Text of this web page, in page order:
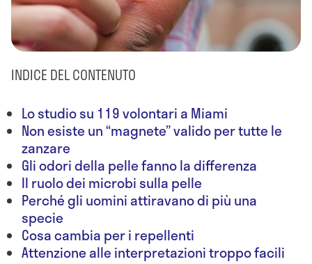
INDICE DEL CONTENUTO
Lo studio su 119 volontari a Miami
Non esiste un “magnete” valido per tutte le
zanzare
Gli odori della pelle fanno la differenza
Il ruolo dei microbi sulla pelle
Perché gli uomini attiravano di più una
specie
Cosa cambia per i repellenti
Attenzione alle interpretazioni troppo facili